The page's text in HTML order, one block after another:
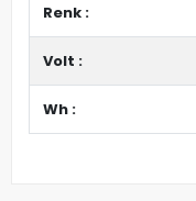
Renk :
Volt :
Wh :